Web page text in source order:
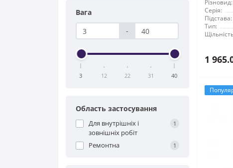
Вага
-
3 12 22 31 40
Область застосування
Для внутрішніх і
зовнішніх робіт
1
Ремонтна 1
Різновид:
Серія:
Підстава:
Тип:
1